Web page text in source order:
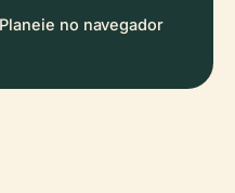
Planeie no navegador